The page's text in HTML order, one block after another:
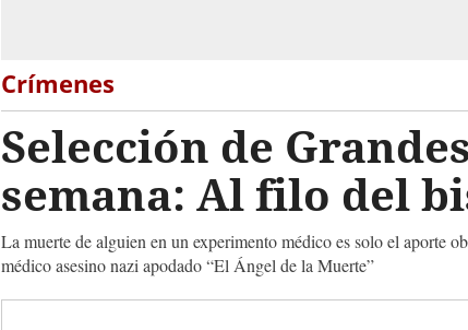
Crímenes
Selección de
semana: Al filo del
La muerte de alguien en un experimento médico es solo el aporte
médico asesino nazi apodado “El Ángel de la Muerte”